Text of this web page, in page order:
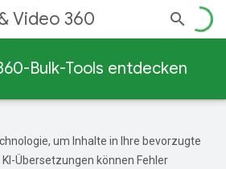
Video 360
Bulk-Tools entdecken
um Inhalte in Ihre bevorzugte
Übersetzungen können Fehler